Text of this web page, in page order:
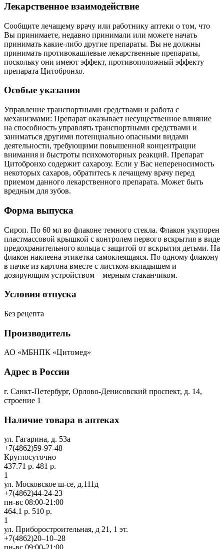
Лекарственное взаимодействие
Сообщите лечащему врачу или работнику аптеки о том, что
Вы принимаете, недавно принимали или можете начать
принимать какие-либо другие препараты. Вы не должны
принимать противокашлевые лекарственные препараты,
поскольку они имеют эффект, противоположный эффекту
препарата Цитобронхо.
Особые указания
Управление транспортными средствами и работа с
механизмами: Препарат оказывает несущественное влияние
на способность управлять транспортными средствами и
заниматься другими потенциально опасными видами
деятельности, требующими повышенной концентрации
внимания и быстроты психомоторных реакций. Препарат
Цитобронхо содержит сахарозу. Если у Вас непереносимость
некоторых сахаров, обратитесь к лечащему врачу перед
приемом данного лекарственного препарата. Может быть
вредным для зубов.
Форма выпуска
Сироп. По 60 мл во флаконе темного стекла. Флакон укупорен
пластмассовой крышкой с контролем первого вскрытия в виде
предохранительного кольца с защитой от вскрытия детьми. На
флакон наклеена этикетка самоклеящаяся. По одному флакону
в пачке из картона вместе с листком-вкладышем и
дозирующим устройством – мерным стаканчиком.
Условия отпуска
Без рецепта
Производитель
АО «МБНПК «Цитомед»
Адрес в России
г. Санкт-Петербург, Орлово-Денисовский проспект, д. 14,
строение 1
Наличие товара в аптеках
ул. Гагарина, д. 53а
+7(4862)59-97-48
Круглосуточно
437.71 р. 481 р.
1
ул. Московское ш-се, д.111д
+7(4862)44-24-23
пн-вс 08:00-21:00
464.1 р. 510 р.
1
ул. Приборостроительная, д 21, 1 эт.
+7(4862)20‒10‒28